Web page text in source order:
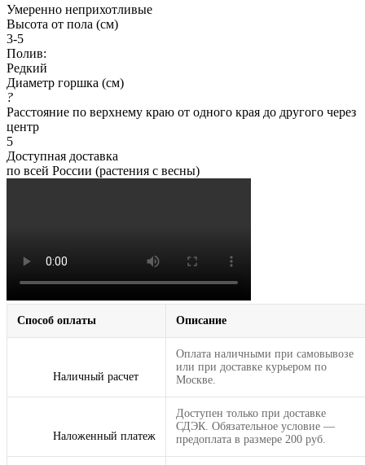
Умеренно неприхотливые
Высота от пола (см)
3-5
Полив:
Редкий
Диаметр горшка (см)
?
Расстояние по верхнему краю от одного края до другого через
центр
5
Доступная доставка
по всей России (растения с весны)
Способ оплаты Описание
Наличный расчет
Оплата наличными при самовывозе
или при доставке курьером по
Москве.
Наложенный платеж
Доступен только при доставке
СДЭК. Обязательное условие —
предоплата в размере 200 руб.